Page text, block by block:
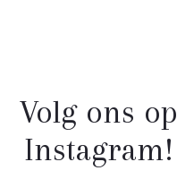
Volg ons op
Instagram!